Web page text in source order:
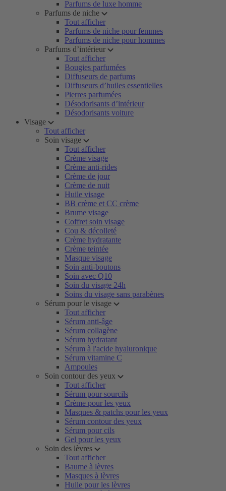
Parfums de luxe homme
Parfums de niche
Tout afficher
Parfums de niche pour femmes
Parfums de niche pour hommes
Parfums d’intérieur
Tout afficher
Bougies parfumées
Diffuseurs de parfums
Diffuseurs d’huiles essentielles
Pierres parfumées
Désodorisants d’intérieur
Désodorisants voiture
Visage
Tout afficher
Soin visage
Tout afficher
Crème visage
Crème anti-rides
Crème de jour
Crème de nuit
Huile visage
BB crème et CC crème
Brume visage
Coffret soin visage
Cou & décolleté
Crème hydratante
Crème teintée
Masque visage
Soin anti-boutons
Soin avec Q10
Soin du visage 24h
Soins du visage sans parabènes
Sérum pour le visage
Tout afficher
Sérum anti-âge
Sérum collagène
Sérum hydratant
Sérum à l'acide hyaluronique
Sérum vitamine C
Ampoules
Soin contour des yeux
Tout afficher
Sérum pour sourcils
Crème pour les yeux
Masques & patchs pour les yeux
Sérum contour des yeux
Sérum pour cils
Gel pour les yeux
Soin des lèvres
Tout afficher
Baume à lèvres
Masques à lèvres
Huile pour les lèvres